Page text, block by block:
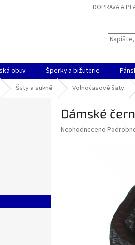
DOPRAVA A
obuv Šperky a bižuterie
Šaty a sukně Volnočasové šaty
Dámské
Průměrné
Neohodnoceno